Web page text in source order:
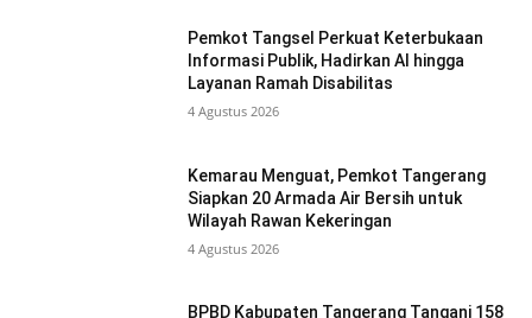
Pemkot Tangsel Perkuat Keterbukaan
Informasi Publik, Hadirkan AI hingga
Layanan Ramah Disabilitas
4 Agustus 2026
Kemarau Menguat, Pemkot Tangerang
Siapkan 20 Armada Air Bersih untuk
Wilayah Rawan Kekeringan
4 Agustus 2026
BPBD Kabupaten Tangerang Tangani 158